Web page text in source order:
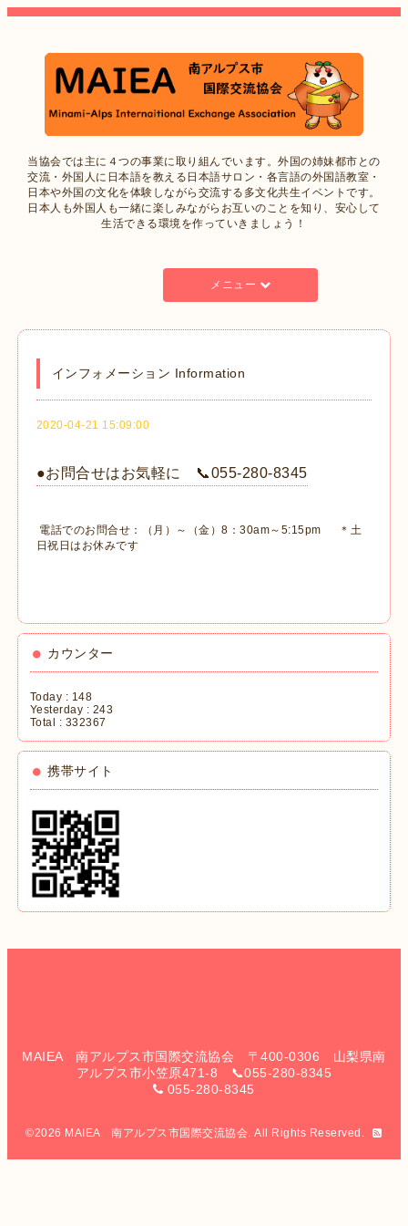
当協会では主に４つの事業に取り組んでいます。外国の姉妹都市との
交流・外国人に日本語を教える日本語サロン・各言語の外国語教室・
日本や外国の文化を体験しながら交流する多文化共生イベントです。
日本人も外国人も一緒に楽しみながらお互いのことを知り、安心して
生活できる環境を作っていきましょう！
メニュー
インフォメーション Information
2020-04-21 15:09:00
●お問合せはお気軽に 📞055-280-8345
電話でのお問合せ：（月）～（金）8：30am～5:15pm ＊土
日祝日はお休みです
カウンター
Today : 148
Yesterday : 243
Total : 332367
携帯サイト
MAIEA 南アルプス市国際交流協会 〒400-0306 山梨県南
アルプス市小笠原471-8 📞055-280-8345
055-280-8345
©2026 MAIEA 南アルプス市国際交流協会. All Rights Reserved.